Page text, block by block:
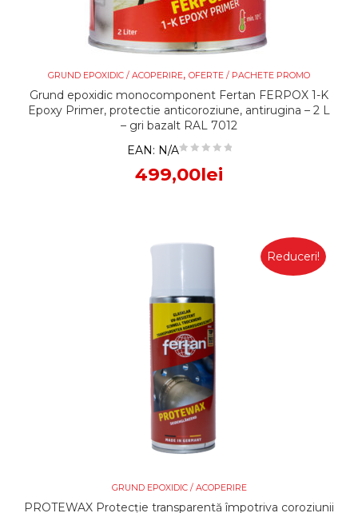
GRUND EPOXIDIC / ACOPERIRE, OFERTE / PACHETE PROMO
Grund epoxidic monocomponent Fertan FERPOX 1-K
Epoxy Primer, protectie anticoroziune, antirugina – 2 L
– gri bazalt RAL 7012
EAN: N/A
499,00lei
Reduceri!
GRUND EPOXIDIC / ACOPERIRE
PROTEWAX Protecție transparentă împotriva coroziunii